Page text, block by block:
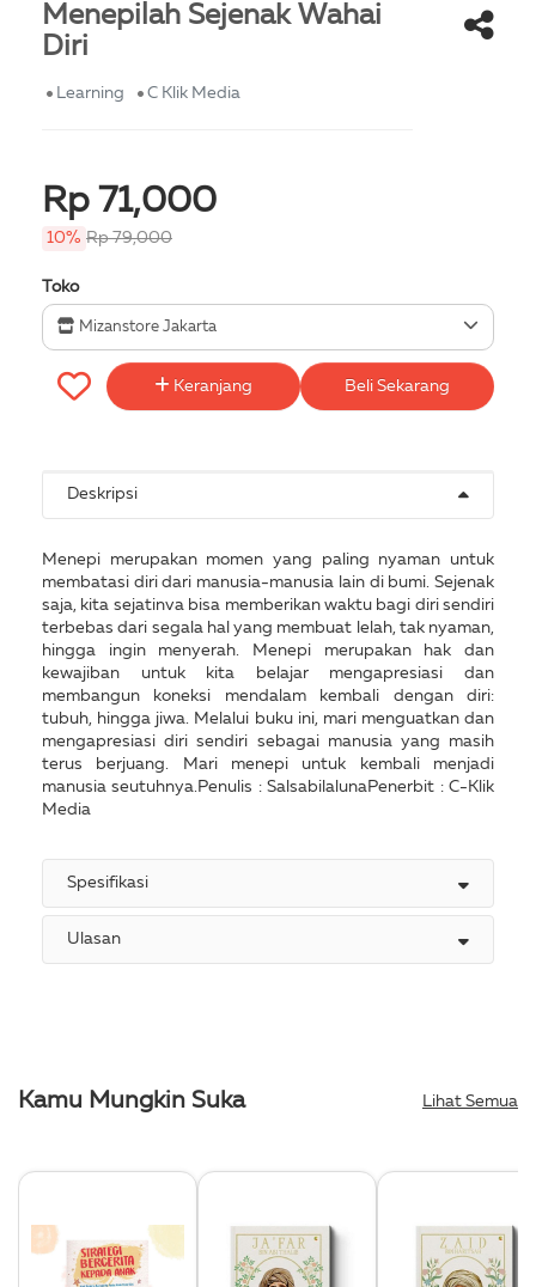
Menepilah Sejenak Wahai
Diri
Learning C Klik Media
Rp 71,000
10% Rp 79,000
Toko
Mizanstore Jakarta
Keranjang Beli Sekarang
Deskripsi
Menepi merupakan momen yang paling nyaman untuk
membatasi diri dari manusia-manusia lain di bumi. Sejenak
saja, kita sejatinva bisa memberikan waktu bagi diri sendiri
terbebas dari segala hal yang membuat lelah, tak nyaman,
hingga ingin menyerah. Menepi merupakan hak dan
kewajiban untuk kita belajar mengapresiasi dan
membangun koneksi mendalam kembali dengan diri:
tubuh, hingga jiwa. Melalui buku ini, mari menguatkan dan
mengapresiasi diri sendiri sebagai manusia yang masih
terus berjuang. Mari menepi untuk kembali menjadi
manusia seutuhnya.Penulis : SalsabilalunaPenerbit : C-Klik
Media
Spesifikasi
Ulasan
Kamu Mungkin Suka Lihat Semua